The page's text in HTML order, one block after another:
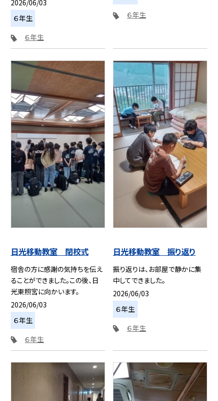
2026/06/03
６年生
６年生
６年生
日光移動教室 閉校式
宿舎の方に感謝の気持ちを伝え
ることができました。この後、日
光東照宮に向かいます。
2026/06/03
６年生
６年生
日光移動教室 振り返り
振り返りは、お部屋で静かに集
中してできました。
2026/06/03
６年生
６年生